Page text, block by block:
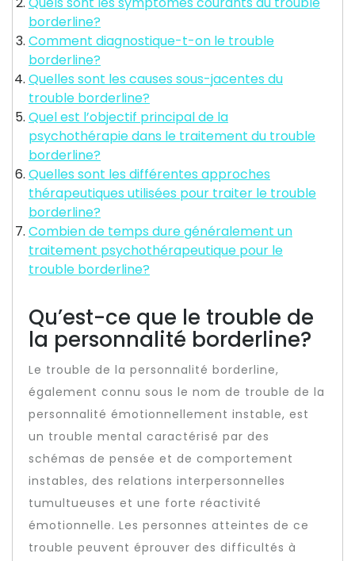
borderline?
Comment diagnostique-t-on le trouble
borderline?
Quelles sont les causes sous-jacentes du
trouble borderline?
Quel est l’objectif principal de la
psychothérapie dans le traitement du trouble
borderline?
Quelles sont les différentes approches
thérapeutiques utilisées pour traiter le trouble
borderline?
Combien de temps dure généralement un
traitement psychothérapeutique pour le
trouble borderline?
Qu’est-ce que le trouble de
la personnalité borderline?
Le trouble de la personnalité borderline,
également connu sous le nom de trouble de la
personnalité émotionnellement instable, est
un trouble mental caractérisé par des
schémas de pensée et de comportement
instables, des relations interpersonnelles
tumultueuses et une forte réactivité
émotionnelle. Les personnes atteintes de ce
trouble peuvent éprouver des difficultés à